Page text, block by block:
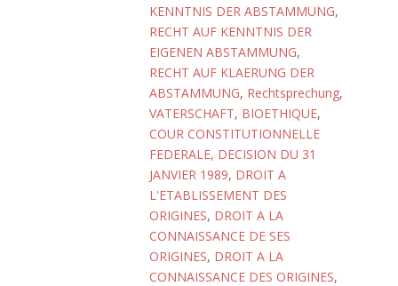
KENNTNIS DER ABSTAMMUNG,
RECHT AUF KENNTNIS DER
EIGENEN ABSTAMMUNG,
RECHT AUF KLAERUNG DER
ABSTAMMUNG, Rechtsprechung,
VATERSCHAFT, BIOETHIQUE,
COUR CONSTITUTIONNELLE
FEDERALE, DECISION DU 31
JANVIER 1989, DROIT A
L'ETABLISSEMENT DES
ORIGINES, DROIT A LA
CONNAISSANCE DE SES
ORIGINES, DROIT A LA
CONNAISSANCE DES ORIGINES,